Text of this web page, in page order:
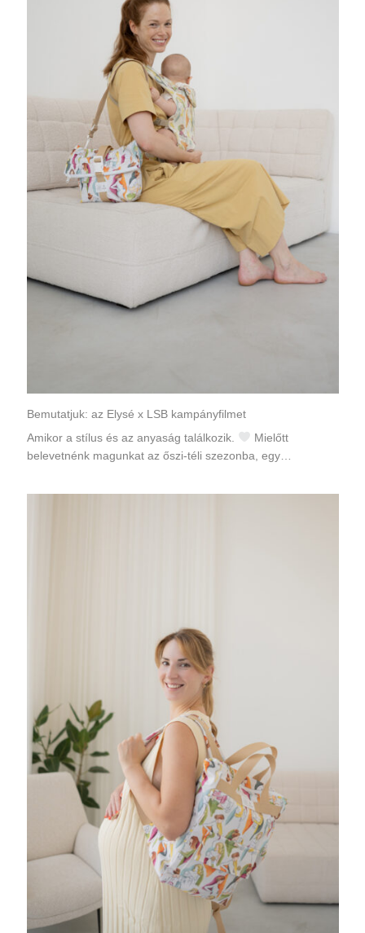
Bemutatjuk: az Elysé x LSB kampányfilmet
Amikor a stílus és az anyaság találkozik.
Mielőtt
belevetnénk magunkat az őszi-téli szezonba, egy…